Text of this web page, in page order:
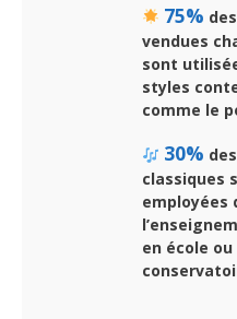
75%
vendues
sont
styles
comme le
30%
classiques
employées
en école ou